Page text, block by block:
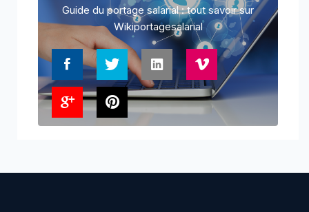
Guide du portage salarial : tout savoir sur
Wikiportagesalarial